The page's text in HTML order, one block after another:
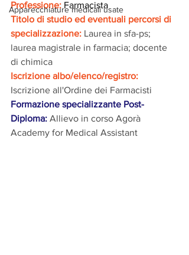
Apparecchiature medicali usate
Professione: Farmacista
Titolo di studio ed eventuali percorsi di
specializzazione: Laurea in sfa-ps;
laurea magistrale in farmacia; docente
di chimica
Iscrizione albo/elenco/registro:
Iscrizione all'Ordine dei Farmacisti
Formazione specializzante Post-
Diploma: Allievo in corso Agorà
Academy for Medical Assistant